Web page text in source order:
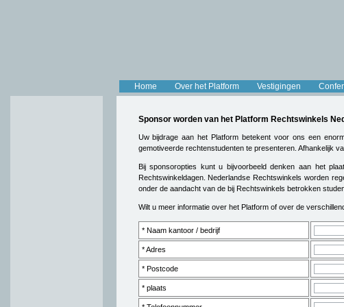
Home Over het Platform Vestigingen
Sponsor worden van het Platform Rechtswinkels
Uw bijdrage aan het Platform betekent voor ons een
gemotiveerde rechtenstudenten te presenteren. Afhankelijk
Bij sponsoropties kunt u bijvoorbeeld denken aan het
Rechtswinkeldagen. Nederlandse Rechtswinkels worden
onder de aandacht van de bij Rechtswinkels betrokken
Wilt u meer informatie over het Platform of over de
* Naam kantoor / bedrijf
* Adres
* Postcode
* plaats